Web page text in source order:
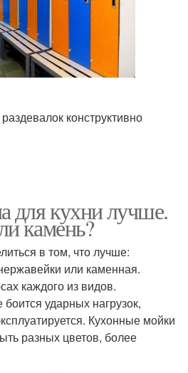
конструктивно
для кухни лучше.
камень?
в том, что лучше:
или каменная.
каждого из видов.
ударных нагрузок,
Кухонные мойки
разных цветов, более